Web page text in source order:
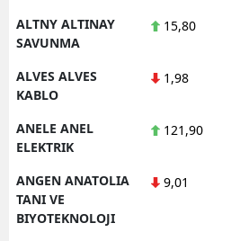
ALTNY ALTINAY
SAVUNMA
15,80
ALVES ALVES
KABLO
1,98
ANELE ANEL
ELEKTRIK
121,90
ANGEN ANATOLIA
TANI VE
BIYOTEKNOLOJI
9,01